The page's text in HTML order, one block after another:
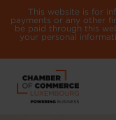
This website is for
payments or any other
be paid through this
your personal